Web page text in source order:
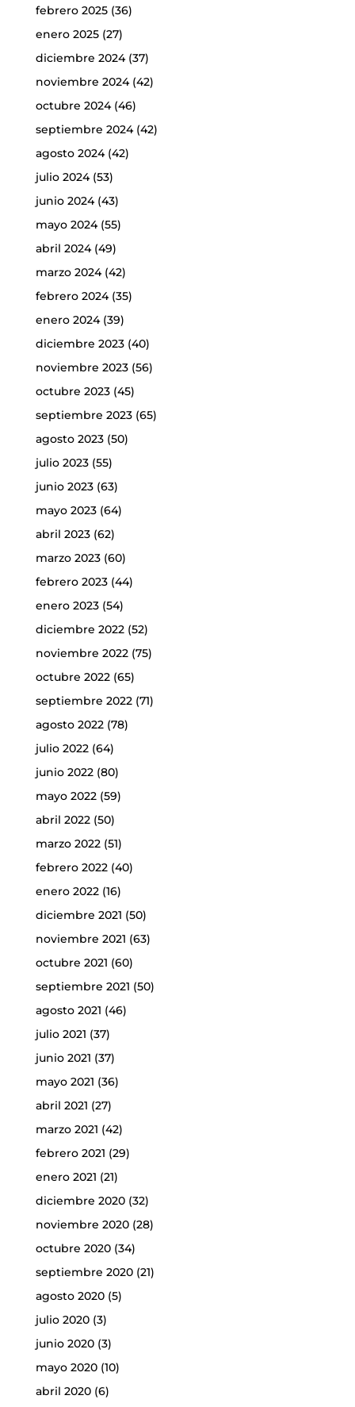
febrero 2025(36)
enero 2025(27)
diciembre 2024(37)
noviembre 2024(42)
octubre 2024(46)
septiembre 2024(42)
agosto 2024(42)
julio 2024(53)
junio 2024(43)
mayo 2024(55)
abril 2024(49)
marzo 2024(42)
febrero 2024(35)
enero 2024(39)
diciembre 2023(40)
noviembre 2023(56)
octubre 2023(45)
septiembre 2023(65)
agosto 2023(50)
julio 2023(55)
junio 2023(63)
mayo 2023(64)
abril 2023(62)
marzo 2023(60)
febrero 2023(44)
enero 2023(54)
diciembre 2022(52)
noviembre 2022(75)
octubre 2022(65)
septiembre 2022(71)
agosto 2022(78)
julio 2022(64)
junio 2022(80)
mayo 2022(59)
abril 2022(50)
marzo 2022(51)
febrero 2022(40)
enero 2022(16)
diciembre 2021 (50)
noviembre 2021 (63)
octubre 2021 (60)
septiembre 2021 (50)
agosto 2021 (46)
julio 2021 (37)
junio 2021 (37)
mayo 2021 (36)
abril 2021 (27)
marzo 2021 (42)
febrero 2021 (29)
enero 2021 (21)
diciembre 2020(32)
noviembre 2020(28)
octubre 2020(34)
septiembre 2020(21)
agosto 2020(5)
julio 2020(3)
junio 2020(3)
mayo 2020(10)
abril 2020(6)